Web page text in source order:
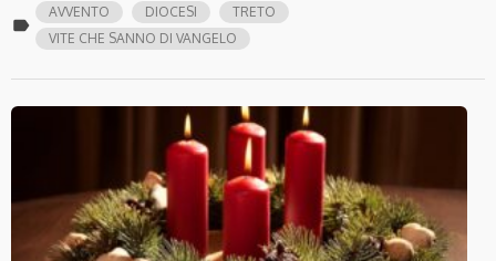
label
AVVENTO DIOCESI
TRETO
VITE CHE SANNO DI VANGELO